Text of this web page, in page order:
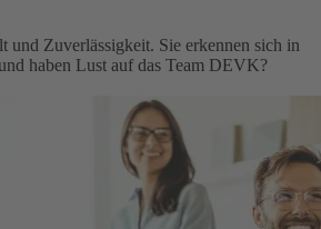
und Zuverlässigkeit. Sie erkennen sich in
haben Lust auf das Team DEVK?